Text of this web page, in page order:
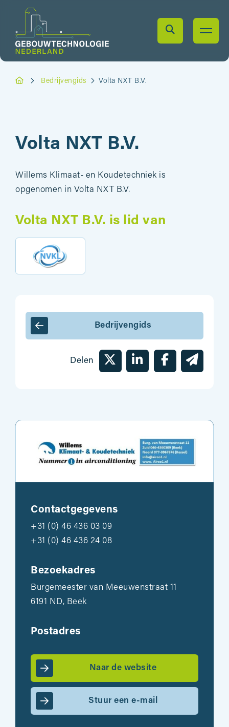
Bedrijvengids Volta NXT B.V.
Volta NXT B.V.
Willems Klimaat- en Koudetechniek is
opgenomen in Volta NXT B.V.
Volta NXT B.V. is lid van
Bedrijvengids
Delen
Contactgegevens
+31 (0) 46 436 03 09
+31 (0) 46 436 24 08
Bezoekadres
Burgemeester van Meeuwenstraat 11
6191 ND, Beek
Postadres
Naar de website
Stuur een e-mail